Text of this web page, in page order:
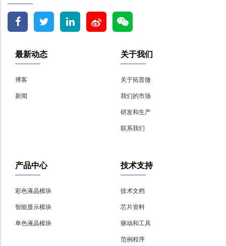
关于我们
关于拓普微
我们的市场
研发和生产
联系我们
最新动态
博客
新闻
技术支持
技术文档
芯片资料
驱动和工具
范例程序
产品中心
彩色液晶模块
智能显示模块
单色液晶模块